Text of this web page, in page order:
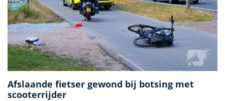
Afslaande fietser gewond bij botsing met
scooterrijder